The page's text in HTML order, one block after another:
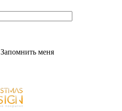
Запомнить меня